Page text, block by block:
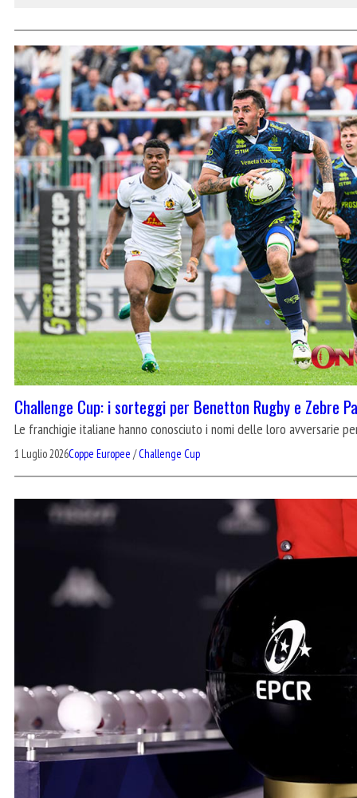
Challenge Cup: i sorteggi per Benetton Rugby e Zebre
Le franchigie italiane hanno conosciuto i nomi delle loro avversarie
1 Luglio 2026Coppe Europee /Challenge Cup